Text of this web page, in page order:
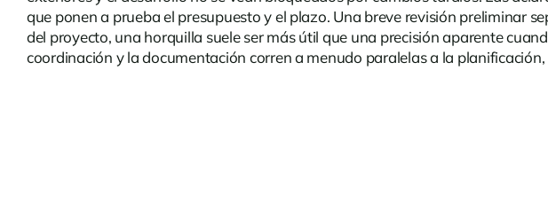
que ponen a prueba el presupuesto y el plazo. Una breve revisión preliminar
del proyecto, una horquilla suele ser más útil que una precisión aparente
coordinación y la documentación corren a menudo paralelas a la